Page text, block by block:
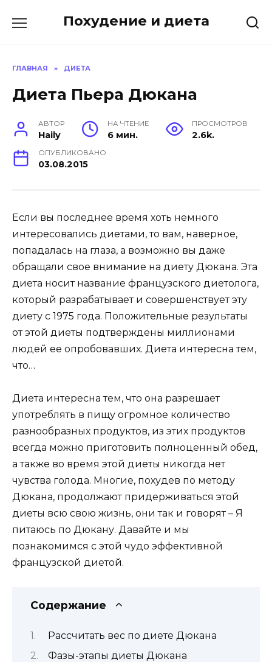
Похудение и диета
ГЛАВНАЯ » ДИЕТА
Диета Пьера Дюкана
АВТОР
Haily
НА ЧТЕНИЕ
6 мин.
ПРОСМОТРОВ
2.6k.
ОПУБЛИКОВАНО
03.08.2015
Если вы последнее время хоть немного
интересовались диетами, то вам, наверное,
попадалась на глаза, а возможно вы даже
обращали свое внимание на диету Дюкана. Эта
диета носит название французского диетолога,
который разрабатывает и совершенствует эту
диету с 1975 года. Положительные результаты
от этой диеты подтверждены миллионами
людей ее опробовавших. Диета интересна тем,
что…
Диета интересна тем, что она разрешает
употреблять в пищу огромное количество
разнообразных продуктов, из этих продуктов
всегда можно приготовить полноценный обед,
а также во время этой диеты никогда нет
чувства голода. Многие, похудев по методу
Дюкана, продолжают придерживаться этой
диеты всю свою жизнь, они так и говорят – Я
питаюсь по Дюкану. Давайте и мы
познакомимся с этой чудо эффективной
французской диетой.
Содержание
Рассчитать вес по диете Дюкана
Фазы-этапы диеты Дюкана